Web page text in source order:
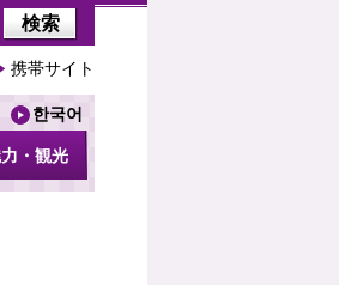
携帯サイト
한국어
・観光